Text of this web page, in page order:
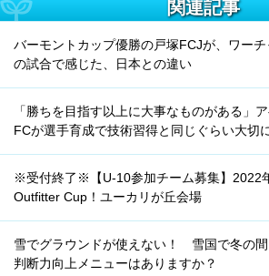
関連記事
バーモントカップ優勝の戸塚FCJが、ワーチ
の試合で感じた、日本との違い
「勝ちを目指す以上に大事なものがある」
FCが選手育成で技術習得と同じぐらい大切
※受付終了※【U-10参加チーム募集】2022
Outfitter Cup！ユーカリが丘会場
雪でグラウンドが使えない！ 雪国で冬の間
判断力向上メニューはありますか？